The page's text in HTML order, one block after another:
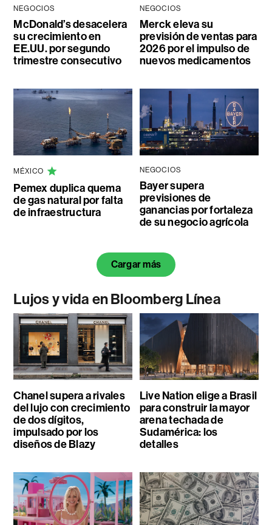
NEGOCIOS
McDonald’s desacelera
su crecimiento en
EE.UU. por segundo
trimestre consecutivo
NEGOCIOS
Merck eleva su
previsión de ventas para
2026 por el impulso de
nuevos medicamentos
MÉXICO
Pemex duplica quema
de gas natural por falta
de infraestructura
NEGOCIOS
Bayer supera
previsiones de
ganancias por fortaleza
de su negocio agrícola
Cargar más
Lujos y vida en Bloomberg Línea
Chanel supera a rivales
del lujo con crecimiento
de dos dígitos,
impulsado por los
diseños de Blazy
Live Nation elige a Brasil
para construir la mayor
arena techada de
Sudamérica: los
detalles